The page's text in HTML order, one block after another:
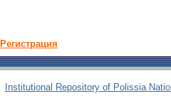
Регистрация
Institutional Repository of Polissia